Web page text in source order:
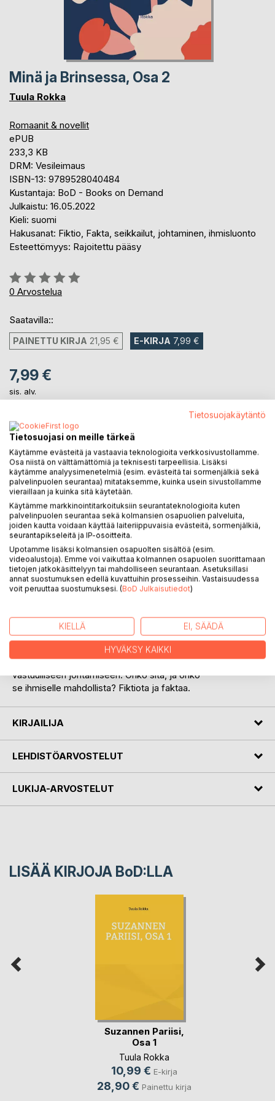
Minä ja Brinsessa, Osa 2
Tuula Rokka
Romaanit & novellit
ePUB
233,3 KB
DRM: Vesileimaus
ISBN-13: 9789528040484
Kustantaja: BoD - Books on Demand
Julkaistu: 16.05.2022
Kieli: suomi
Hakusanat: Fiktio, Fakta, seikkailut, johtaminen, ihmisluonto
Esteettömyys: Rajoitettu pääsy
Arvostelu::
0%
0 Arvostelua
Saatavilla::
PAINETTU KIRJA 21,95 € E-KIRJA 7,99 €
7,99 €
sis. alv.
Heti ladattavissa
Lisää muistilistalle
Arvostele tuote
KUVAUS
Minä ja Brinsessa, Osa 2. Kirja on jatkoa
ensimmäiselle osalle. Ystävykset siirtyvät
sotavuosista eteenpäin. Huikeita seikkailuja
eri maailman kolkissa. Ystävykset pureutuvat
vastuulliseen johtamiseen. Onko sitä, ja onko
se ihmiselle mahdollista? Fiktiota ja faktaa.
KIRJAILIJA
LEHDISTÖARVOSTELUT
LUKIJA-ARVOSTELUT
LISÄÄ KIRJOJA BoD:LLA
Suzannen Pariisi,
Osa 1
Tuula Rokka
10,99 € E-kirja
28,90 € Painettu kirja
Tietosuojakäytäntö
Tietosuojasi on meille tärkeä
Käytämme evästeitä ja vastaavia teknologioita verkkosivustollamme.
Osa niistä on välttämättömiä ja teknisesti tarpeellisia. Lisäksi
käytämme analyysimenetelmiä (esim. evästeitä tai sormenjälkiä sekä
palvelinpuolen seurantaa) mitataksemme, kuinka usein sivustollamme
vieraillaan ja kuinka sitä käytetään.
Käytämme markkinointitarkoituksiin seurantateknologioita kuten
palvelinpuolen seurantaa sekä kolmansien osapuolien palveluita,
joiden kautta voidaan käyttää laiteriippuvaisia evästeitä, sormenjälkiä,
seurantapikseleitä ja IP-osoitteita.
Upotamme lisäksi kolmansien osapuolten sisältöä (esim.
videoalustoja). Emme voi vaikuttaa kolmannen osapuolen suorittamaan
tietojen jatkokäsittelyyn tai mahdolliseen seurantaan. Asetuksillasi
annat suostumuksen edellä kuvattuihin prosesseihin. Vastaisuudessa
voit peruuttaa suostumuksesi. (BoD Julkaisutiedot)
KIELLÄ EI, SÄÄDÄ
HYVÄKSY KAIKKI